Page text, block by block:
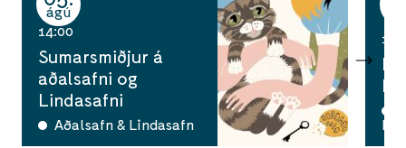
ágú
14:00
Sumarsmiðjur á
aðalsafni og
Lindasafni
Aðalsafn & Lindasafn